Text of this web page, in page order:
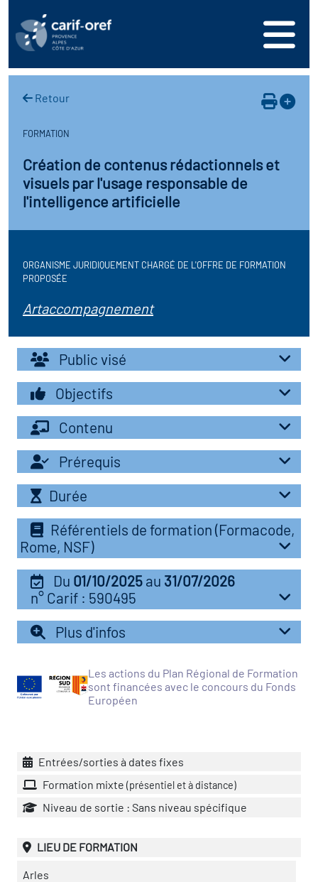
nous
formation
en région
en santé et sécurité au
clés métiers et
lieu d'information ou
DDETS)
Régional d’Observation
des métiers en
de l'Economie
Solidaire (ESS)
du secteur sanitaire
de l'Industrie
emploi-formation
de construction)
votre offre de
Retour
FORMATION
Création de contenus rédactionnels et
visuels par l'usage responsable de
l'intelligence artificielle
ORGANISME JURIDIQUEMENT CHARGÉ DE L'OFFRE DE FORMATION
PROPOSÉE
Artaccompagnement
Public visé
Objectifs
Contenu
Prérequis
Durée
Référentiels de formation (Formacode,
Rome, NSF)
Du 01/10/2025 au 31/07/2026
n° Carif : 590495
Plus d'infos
Les actions du Plan Régional de Formation
sont financées avec le concours du Fonds
Européen
Entrées/sorties à dates fixes
Formation mixte (présentiel et à distance)
Niveau de sortie : Sans niveau spécifique
LIEU DE FORMATION
Arles